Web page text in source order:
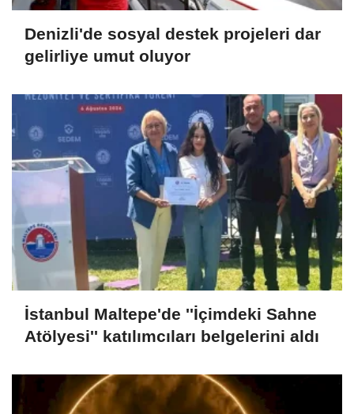
Denizli'de sosyal destek projeleri dar
gelirliye umut oluyor
İstanbul Maltepe'de ''İçimdeki Sahne
Atölyesi'' katılımcıları belgelerini aldı